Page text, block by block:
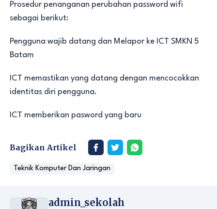
Prosedur penanganan perubahan password wifi
sebagai berikut:
Pengguna wajib datang dan Melapor ke ICT SMKN 5
Batam
ICT memastikan yang datang dengan mencocokkan
identitas diri pengguna.
ICT memberikan pasword yang baru
Bagikan Artikel
Teknik Komputer Dan Jaringan
admin_sekolah